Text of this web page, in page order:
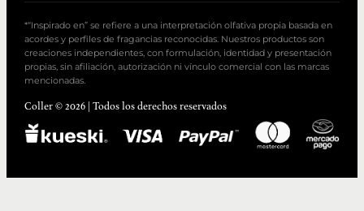
*“Inspirado en” se refiere a una interpretación olfativa propia basada en
acordes y perfiles de fragancias reconocidas. Nuestros productos son
creaciones independientes, con formulación, identidad y presentación
propias, sin afiliación, autorización ni vínculo comercial con las marcas
mencionadas.
Coller © 2026 | Todos los derechos reservados